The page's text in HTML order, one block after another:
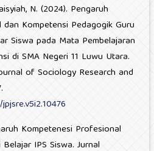
N. (2024). Pengaruh
Kompetensi Pedagogik Guru
Siswa pada Mata Pembelajaran
di SMA Negeri 11 Luwu Utara.
of Sociology Research and
Kompetenesi Profesional
IPS Siswa. Jurnal